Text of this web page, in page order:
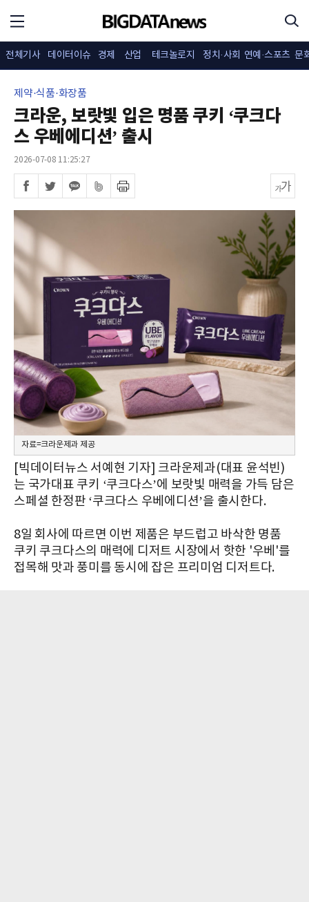
전체기사 데이터이슈 경제 산업 테크놀로지 정치·사회 연예·스포츠 문
제약·식품·화장품
크라운, 보랏빛 입은 명품 쿠키 ‘쿠크다
스 우베에디션’ 출시
2026-07-08 11:25:27
자료=크라운제과 제공
[빅데이터뉴스 서예현 기자] 크라운제과(대표 윤석빈)
는 국가대표 쿠키 ‘쿠크다스’에 보랏빛 매력을 가득 담은
스페셜 한정판 ‘쿠크다스 우베에디션’을 출시한다.
8일 회사에 따르면 이번 제품은 부드럽고 바삭한 명품
쿠키 쿠크다스의 매력에 디저트 시장에서 핫한 '우베'를
접목해 맛과 풍미를 동시에 잡은 프리미엄 디저트다.